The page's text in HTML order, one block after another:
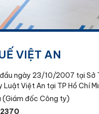
VIỆT AN
ngày 23/10/2007 tại Sở
Việt An tại TP Hồ Chí
(Giám đốc Công ty)